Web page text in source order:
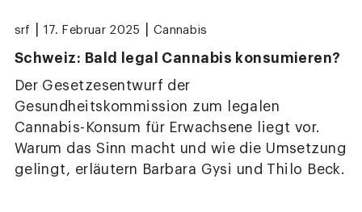
srf 17. Februar 2025 Cannabis
Schweiz: Bald legal Cannabis konsumieren?
Der Gesetzesentwurf der
Gesundheitskommission zum legalen
Cannabis-Konsum für Erwachsene liegt vor.
Warum das Sinn macht und wie die Umsetzung
gelingt, erläutern Barbara Gysi und Thilo Beck.